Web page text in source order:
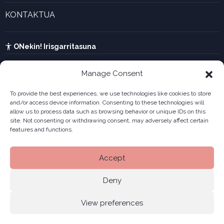
Manage Consent
To provide the best experiences, we use technologies like cookies to store
and/or access device information. Consenting to these technologies will
allow us to process data such as browsing behavior or unique IDs on this
site. Not consenting or withdrawing consent, may adversely affect certain
features and functions.
Accept
Deny
View preferences
UTA kalkulagailua
KONTAKTUA
ONekin! Irisgarritasuna